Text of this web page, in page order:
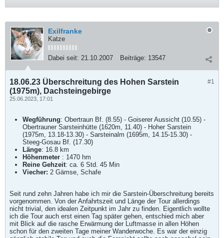
Exilfranke
Katze
Dabei seit: 21.10.2007 Beiträge: 13547
#1
18.06.23 Überschreitung des Hohen Sarstein
(1975m), Dachsteingebirge
25.06.2023, 17:01
Wegführung: Obertraun Bf. (8.55) - Goiserer Aussicht (10.55) -
Obertrauner Sarsteinhütte (1620m, 11.40) - Hoher Sarstein
(1975m, 13.18-13.30) - Sarsteinalm (1695m, 14.15-15.30) -
Steeg-Gosau Bf. (17.30)
Länge: 16.8 km
Höhenmeter : 1470 hm
Reine Gehzeit: ca. 6 Std. 45 Min
Viecher: 2 Gämse, Schafe
Seit rund zehn Jahren habe ich mir die Sarstein-Überschreitung bereits
vorgenommen. Von der Anfahrtszeit und Länge der Tour allerdings
nicht trivial, den idealen Zeitpunkt im Jahr zu finden. Eigentlich wollte
ich die Tour auch erst einen Tag später gehen, entschied mich aber
mit Blick auf die rasche Erwärmung der Luftmasse in allen Höhen
schon für den zweiten Tage meiner Wanderwoche. Es war der einzig